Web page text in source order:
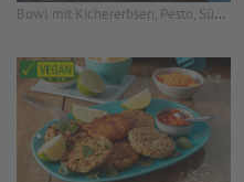
Bowl mit Kichererbsen, Pesto, Süßkartoffel-Pommes und Maiskolben